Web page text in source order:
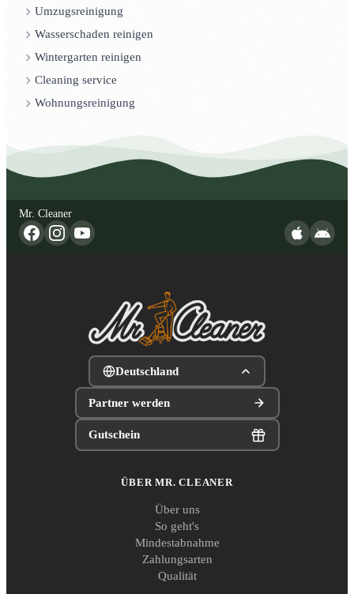
Umzugsreinigung
Wasserschaden reinigen
Wintergarten reinigen
Cleaning service
Wohnungsreinigung
Mr. Cleaner
Deutschland
Partner werden
Gutschein
ÜBER MR. CLEANER
Über uns
So geht's
Mindestabnahme
Zahlungsarten
Qualität